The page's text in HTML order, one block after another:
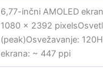
6,77-inčni AMOLED
1080 x 2392
(peak)Osvežavanje:
ekrana: ~ 447 ppi